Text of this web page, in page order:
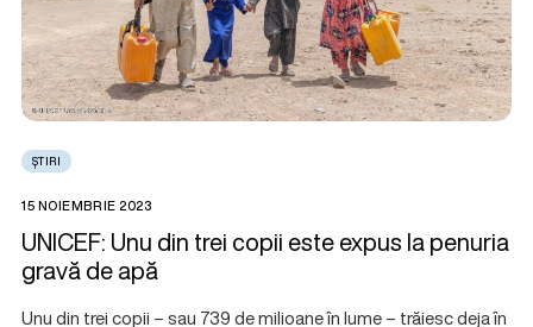
ȘTIRI
15 NOIEMBRIE 2023
UNICEF: Unu din trei copii este expus la penuria
gravă de apă
Unu din trei copii – sau 739 de milioane în lume – trăiesc deja în